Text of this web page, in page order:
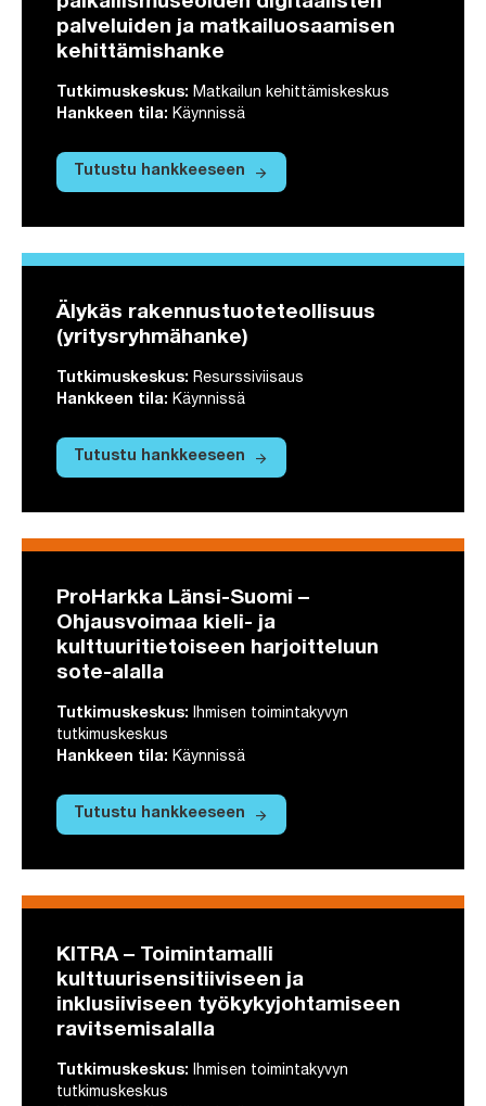
palveluiden ja matkailuosaamisen
kehittämishanke
Tutkimuskeskus: Matkailun kehittämiskeskus
Hankkeen tila: Käynnissä
Tutustu hankkeeseen Museomatka
Tutustu hankkeeseen arrow_forward
Älykäs rakennustuoteteollisuus
(yritysryhmähanke)
Tutkimuskeskus: Resurssiviisaus
Hankkeen tila: Käynnissä
Tutustu hankkeeseen Älykäs
Tutustu hankkeeseen arrow_forward
ProHarkka Länsi-Suomi –
Ohjausvoimaa kieli- ja
kulttuuritietoiseen harjoitteluun
sote-alalla
Tutkimuskeskus: Ihmisen toimintakyvyn
tutkimuskeskus
Hankkeen tila: Käynnissä
Tutustu hankkeeseen ProHarkka
Tutustu hankkeeseen arrow_forward
KITRA – Toimintamalli
kulttuurisensitiiviseen ja
inklusiiviseen työkykyjohtamiseen
ravitsemisalalla
Tutkimuskeskus: Ihmisen toimintakyvyn
tutkimuskeskus